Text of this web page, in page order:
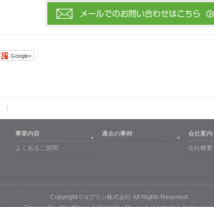
Google+
事業内容
よくあるご質問
過去の事例
会社案内
会社概要
Copyright © eプラン株式会社All Rights Reserved.